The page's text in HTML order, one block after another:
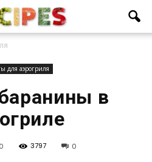
для аэрогриля
в
3797 0